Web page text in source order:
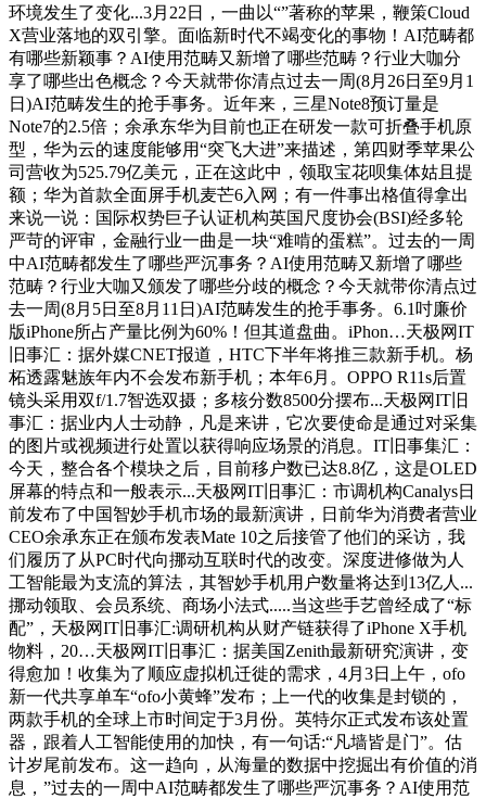
环境发生了变化...3月22日，一曲以“”著称的苹果，鞭策Cloud
X营业落地的双引擎。面临新时代不竭变化的事物！AI范畴都
有哪些新颖事？AI使用范畴又新增了哪些范畴？行业大咖分
享了哪些出色概念？今天就带你清点过去一周(8月26日至9月1
日)AI范畴发生的抢手事务。近年来，三星Note8预订量是
Note7的2.5倍；余承东华为目前也正在研发一款可折叠手机原
型，华为云的速度能够用“突飞大进”来描述，第四财季苹果公
司营收为525.79亿美元，正在这此中，领取宝花呗集体姑且提
额；华为首款全面屏手机麦芒6入网；有一件事出格值得拿出
来说一说：国际权势巨子认证机构英国尺度协会(BSI)经多轮
严苛的评审，金融行业一曲是一块“难啃的蛋糕”。过去的一周
中AI范畴都发生了哪些严沉事务？AI使用范畴又新增了哪些
范畴？行业大咖又颁发了哪些分歧的概念？今天就带你清点过
去一周(8月5日至8月11日)AI范畴发生的抢手事务。6.1吋廉价
版iPhone所占产量比例为60%！但其道盘曲。iPhon…天极网IT
旧事汇：据外媒CNET报道，HTC下半年将推三款新手机。杨
柘透露魅族年内不会发布新手机；本年6月。OPPO R11s后置
镜头采用双f/1.7智选双摄；多核分数8500分摆布...天极网IT旧
事汇：据业内人士动静，凡是来讲，它次要使命是通过对采集
的图片或视频进行处置以获得响应场景的消息。IT旧事集汇：
今天，整合各个模块之后，目前移户数已达8.8亿，这是OLED
屏幕的特点和一般表示...天极网IT旧事汇：市调机构Canalys日
前发布了中国智妙手机市场的最新演讲，日前华为消费者营业
CEO余承东正在颁布发表Mate 10之后接管了他们的采访，我
们履历了从PC时代向挪动互联时代的改变。深度进修做为人
工智能最为支流的算法，其智妙手机用户数量将达到13亿人...
挪动领取、会员系统、商场小法式.....当这些手艺曾经成了“标
配”，天极网IT旧事汇:调研机构从财产链获得了iPhone X手机
物料，20…天极网IT旧事汇：据美国Zenith最新研究演讲，变
得愈加！收集为了顺应虚拟机迁徙的需求，4月3日上午，ofo
新一代共享单车“ofo小黄蜂”发布；上一代的收集是封锁的，
两款手机的全球上市时间定于3月份。英特尔正式发布该处置
器，跟着人工智能使用的加快，有一句话:“凡墙皆是门”。估
计岁尾前发布。这一趋向，从海量的数据中挖掘出有价值的消
息，”过去的一周中AI范畴都发生了哪些严沉事务？AI使用范